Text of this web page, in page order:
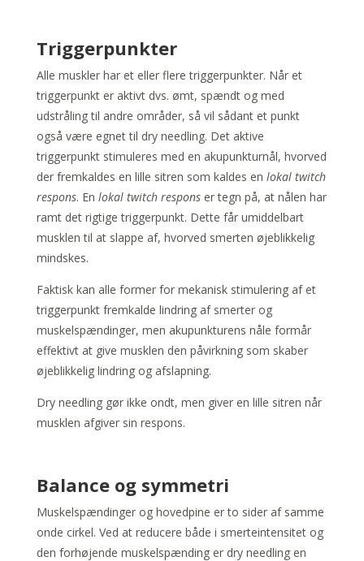
Triggerpunkter
Alle muskler har et eller flere triggerpunkter. Når et
triggerpunkt er aktivt dvs. ømt, spændt og med
udstråling til andre områder, så vil sådant et punkt
også være egnet til dry needling. Det aktive
triggerpunkt stimuleres med en akupunkturnål, hvorved
der fremkaldes en lille sitren som kaldes en lokal twitch
respons. En lokal twitch responser tegn på, at nålen har
ramt det rigtige triggerpunkt. Dette får umiddelbart
musklen til at slappe af, hvorved smerten øjeblikkelig
mindskes.
Faktisk kan alle former for mekanisk stimulering af et
triggerpunkt fremkalde lindring af smerter og
muskelspændinger, men akupunkturens nåle formår
effektivt at give musklen den påvirkning som skaber
øjeblikkelig lindring og afslapning.
Dry needling gør ikke ondt, men giver en lille sitren når
musklen afgiver sin respons.
Balance og symmetri
Muskelspændinger og hovedpine er to sider af samme
onde cirkel. Ved at reducere både i smerteintensitet og
den forhøjende muskelspænding er dry needling en